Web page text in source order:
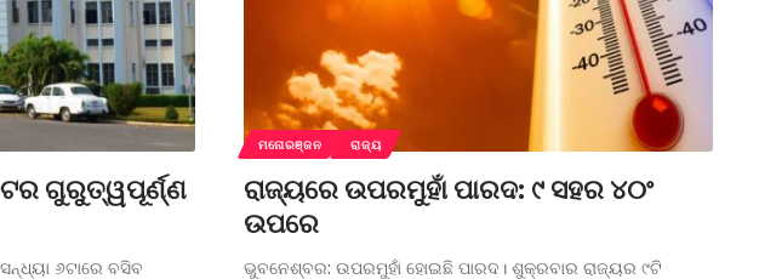
ଗୁରୁତ୍ୱପୂର୍ଣ୍ଣ
୬ଟାରେ ବସିବ
ମନୋରଞ୍ଜନ ରାଜ୍ୟ
ରାଜ୍ୟରେ ଉପରମୁହାଁ ପାରଦ: ୯ ସହର ୪୦ଂ
ଉପରେ
ଭୁବନେଶ୍ବର: ଉପରମୁହାଁ ହୋଇଛି ପାରଦ। ଶୁକ୍ରବାର ରାଜ୍ୟର ୯ଟି